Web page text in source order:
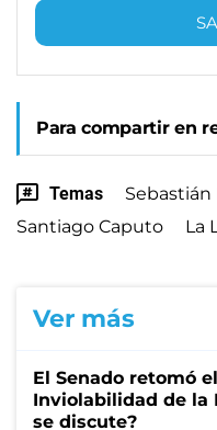
Para compartir en
Temas Sebastián
Santiago Caputo
La
Ver más
El Senado retomó
Inviolabilidad de la
se discute?